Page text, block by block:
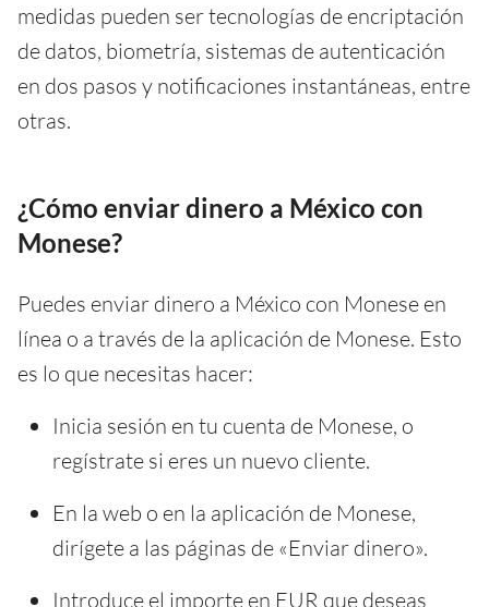
medidas pueden ser tecnologías de encriptación
de datos, biometría, sistemas de autenticación
en dos pasos y notificaciones instantáneas, entre
otras.
¿Cómo enviar dinero a México con
Monese?
Puedes enviar dinero a México con Monese en
línea o a través de la aplicación de Monese. Esto
es lo que necesitas hacer:
Inicia sesión en tu cuenta de Monese, o
regístrate si eres un nuevo cliente.
En la web o en la aplicación de Monese,
dirígete a las páginas de «Enviar dinero».
Introduce el importe en EUR que deseas